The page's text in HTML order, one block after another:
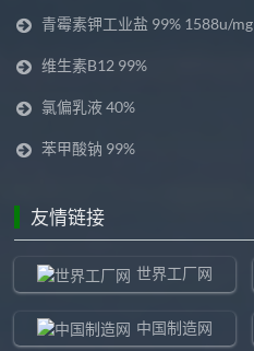
青霉素钾工业盐 99% 1588u/mg
维生素B12 99%
氯偏乳液 40%
苯甲酸钠 99%
友情链接
世界工厂网
中国制造网